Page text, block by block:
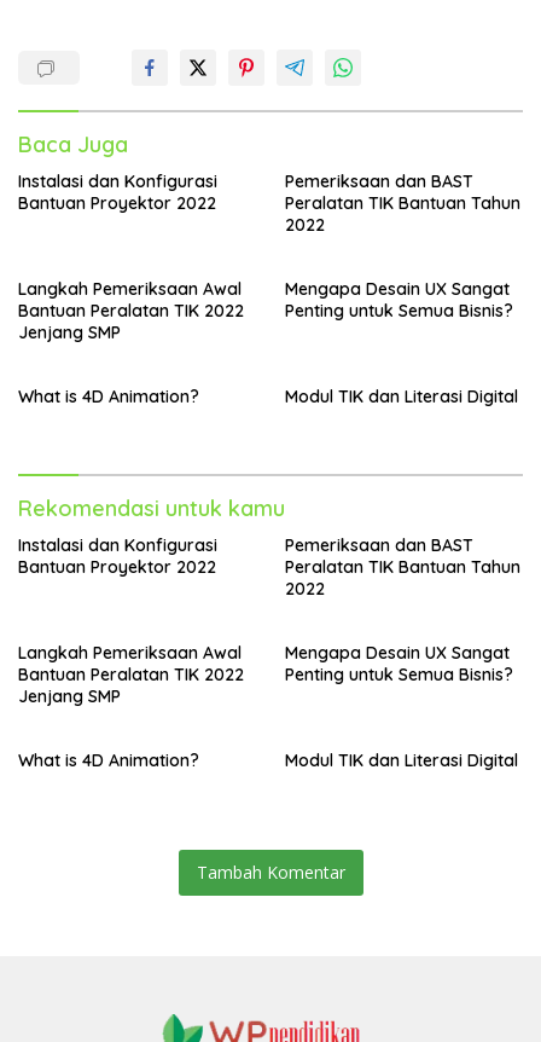
Baca Juga
Instalasi dan Konfigurasi
Bantuan Proyektor 2022
Pemeriksaan dan BAST
Peralatan TIK Bantuan Tahun
2022
Langkah Pemeriksaan Awal
Bantuan Peralatan TIK 2022
Jenjang SMP
Mengapa Desain UX Sangat
Penting untuk Semua Bisnis?
What is 4D Animation? Modul TIK dan Literasi Digital
Rekomendasi untuk kamu
Instalasi dan Konfigurasi
Bantuan Proyektor 2022
Pemeriksaan dan BAST
Peralatan TIK Bantuan Tahun
2022
Langkah Pemeriksaan Awal
Bantuan Peralatan TIK 2022
Jenjang SMP
Mengapa Desain UX Sangat
Penting untuk Semua Bisnis?
What is 4D Animation? Modul TIK dan Literasi Digital
Tambah Komentar